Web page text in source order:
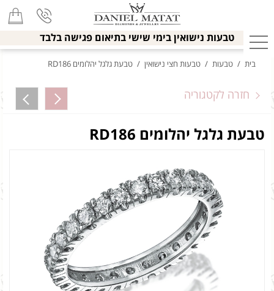
טבעות נישואין בימי שישי בתיאום פגישה בלבד
בית / טבעות / טבעות חצי נישואין / טבעת גלגל יהלומים RD186
חזרה לקטגוריה
טבעת גלגל יהלומים RD186